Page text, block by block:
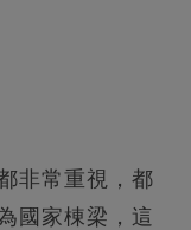
非常重視，都
國家棟梁，這